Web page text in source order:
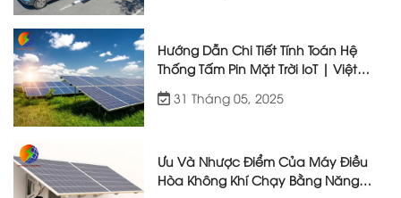
Hướng Dẫn Chi Tiết Tính Toán Hệ
Thống Tấm Pin Mặt Trời IoT | Việt
Nhật Energy
31 Tháng 05, 2025
Ưu Và Nhược Điểm Của Máy Điều
Hòa Không Khí Chạy Bằng Năng